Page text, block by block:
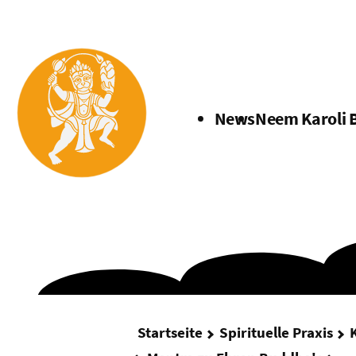
Menü
NewsNeem Karoli
Startseite Spirituelle Praxis